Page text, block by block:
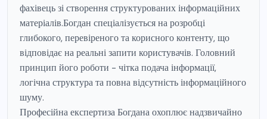
фахівець зі створення структурованих інформаційних
матеріалів.Богдан спеціалізується на розробці
глибокого, перевіреного та корисного контенту, що
відповідає на реальні запити користувачів. Головний
принцип його роботи - чітка подача інформації,
логічна структура та повна відсутність інформаційного
шуму.
Професійна експертиза Богдана охоплює надзвичайно